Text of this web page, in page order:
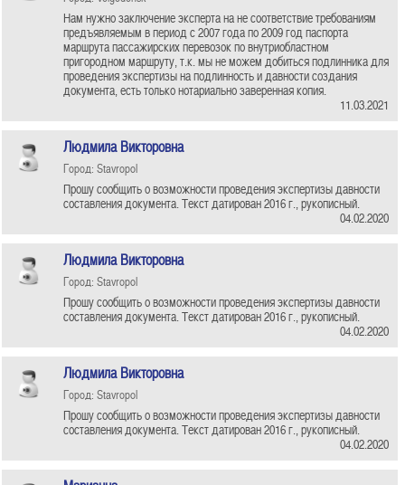
Нам нужно заключение эксперта на не соответствие требованиям
предъявляемым в период с 2007 года по 2009 год паспорта
маршрута пассажирских перевозок по внутриобластном
пригородном маршруту, т.к. мы не можем добиться подлинника для
проведения экспертизы на подлинность и давности создания
документа, есть только нотариально заверенная копия.
11.03.2021
Людмила Викторовна
Город: Stavropol
Прошу сообщить о возможности проведения экспертизы давности
составления документа. Текст датирован 2016 г., рукописный.
04.02.2020
Людмила Викторовна
Город: Stavropol
Прошу сообщить о возможности проведения экспертизы давности
составления документа. Текст датирован 2016 г., рукописный.
04.02.2020
Людмила Викторовна
Город: Stavropol
Прошу сообщить о возможности проведения экспертизы давности
составления документа. Текст датирован 2016 г., рукописный.
04.02.2020